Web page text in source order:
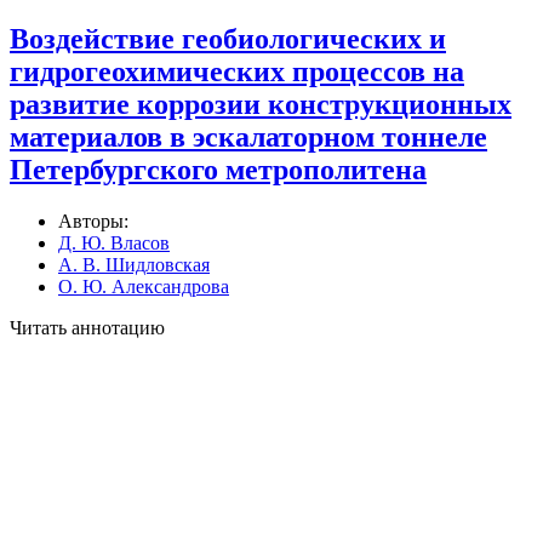
Воздействие геобиологических и
гидрогеохимических процессов на
развитие коррозии конструкционных
материалов в эскалаторном тоннеле
Петербургского метрополитена
Авторы:
Д. Ю. Власов
А. В. Шидловская
О. Ю. Александрова
Читать аннотацию